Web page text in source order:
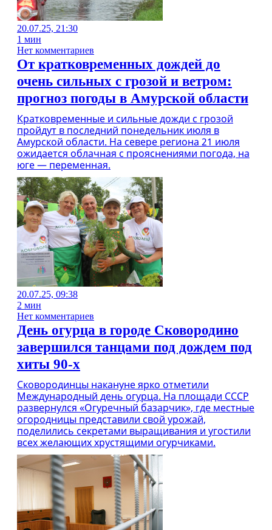
20.07.25, 21:30
1 мин
Нет комментариев
От кратковременных дождей до
очень сильных с грозой и ветром:
прогноз погоды в Амурской области
Кратковременные и сильные дожди с грозой
пройдут в последний понедельник июля в
Амурской области. На севере региона 21 июля
ожидается облачная с прояснениями погода, на
юге — переменная.
20.07.25, 09:38
2 мин
Нет комментариев
День огурца в городе Сковородино
завершился танцами под дождем под
хиты 90-х
Сковородинцы накануне ярко отметили
Международный день огурца. На площади СССР
развернулся «Огуречный базарчик», где местные
огородницы представили свой урожай,
поделились секретами выращивания и угостили
всех желающих хрустящими огурчиками.